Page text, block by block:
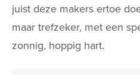
juist deze makers ertoe
maar trefzeker, met een
zonnig, hoppig hart.